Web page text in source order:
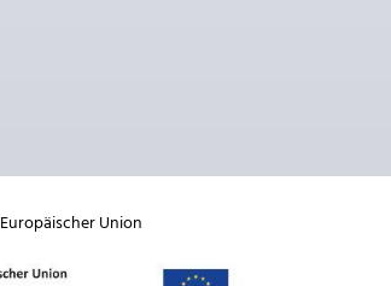
Europäischer Union